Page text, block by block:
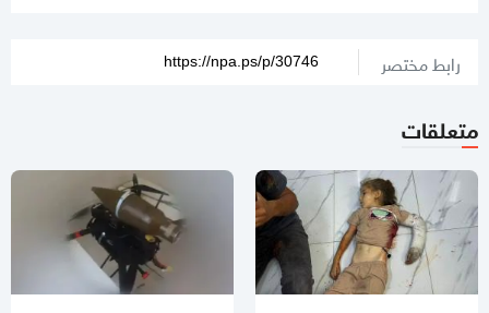
رابط مختصر
متعلقات